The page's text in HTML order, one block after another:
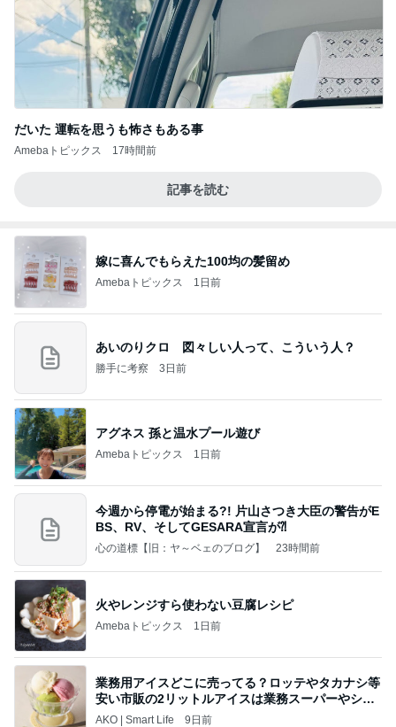
だいた 運転を思うも怖さもある事
Amebaトピックス 17時間前
記事を読む
嫁に喜んでもらえた100均の髪留め
Amebaトピックス 1日前
あいのりクロ 図々しい人って、こういう人？
勝手に考察 3日前
アグネス 孫と温水プール遊び
Amebaトピックス 1日前
今週から停電が始まる?! 片山さつき大臣の警告がE
BS、RV、そしてGESARA宣言が⁈
心の道標【旧：ヤ～ベェのブログ】 23時間前
火やレンジすら使わない豆腐レシピ
Amebaトピックス 1日前
業務用アイスどこに売ってる？ロッテやタカナシ等
安い市販の2リットルアイスは業務スーパーやシャ
トレ
AKO | Smart Life 9日前